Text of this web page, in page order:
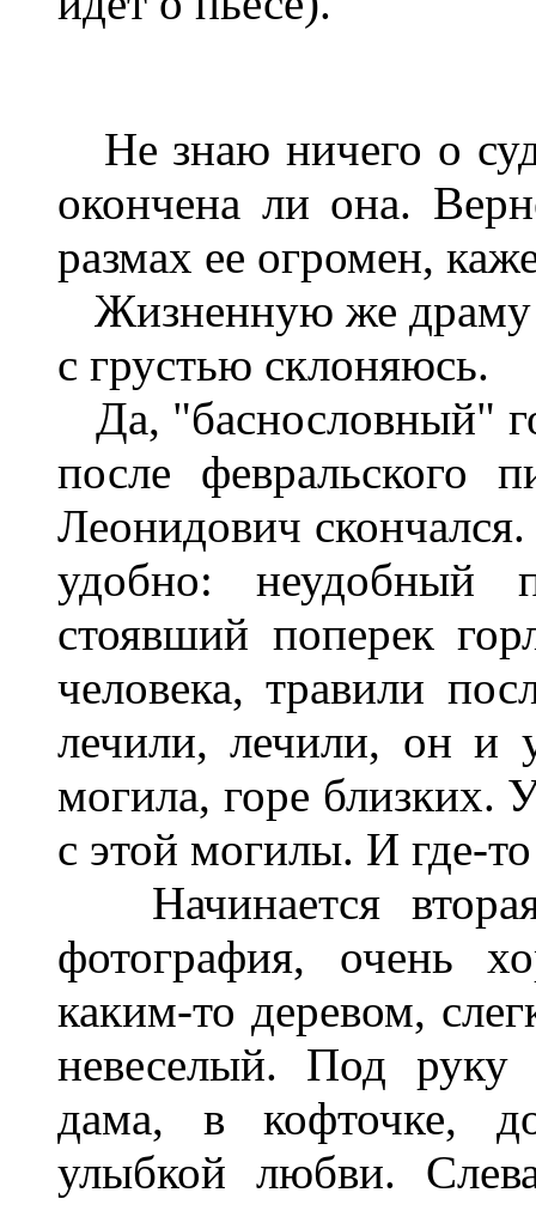
Не знаю ничего о
окончена ли она.
размах ее огромен,
Жизненную же драму
с грустью склоняюсь.
Да, "баснословный"
после февральского
Леонидович
удобно: неудобный
стоявший поперек
человека, травили
лечили, лечили, он и
могила, горе близких.
с этой могилы. И где-
Начинается
фотография, очень
каким-то деревом,
невеселый. Под руку
дама, в кофточке,
улыбкой любви.